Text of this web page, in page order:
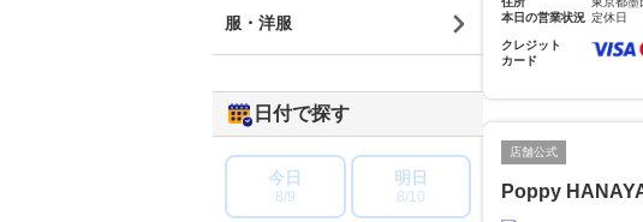
本日の営業状況 定休日
クレジット
カード
店舗公式
Poppy
服・洋服
日付で探す
今日
8/9
明日
8/10